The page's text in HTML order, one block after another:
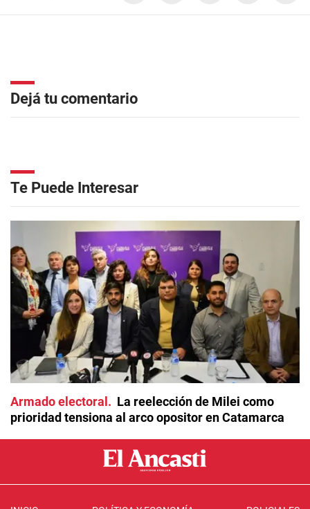
Dejá tu comentario
Te Puede Interesar
Armado electoral
La reelección de Milei como
prioridad tensiona al arco opositor en Catamarca